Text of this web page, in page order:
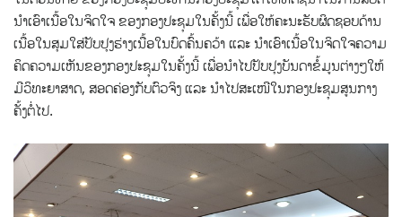
ນຳ​ເອົາ​ເນື້ອ​ໃນ​ຈິດ​ໃຈ ຂອງກອງ​ປະ​ຊຸມ​ໃນ​ຄັ້ງ​ນີ້ ເພື່ອ​ໃຫ້​ຄະ​ນະ​ຮັບ​ຜິດ​ຊອບ​ດ້ານ​
ເນື້ອ​ໃນ​ສຸມ​ໃສ່ປັບປຸງຮ່າງເນື້ອໃນບົດຄົ້ນຄວ້າ ແລະ ​ນຳ​ເອົາ​​ເນື້ອ​ໃນຈິດໃຈຄວາມ
ຄິດຄວາມເຫັນຂອງກອງປະຊຸມໃນຄັ້ງນີ້ ​ເພື່ອ​ນຳໄປ​ປັບ​ປຸງ​ບັນດາຂໍ້​ມູນ​ຕ່າງໆ​ໃຫ້​
ມີ​ວິ​ທະ​ຍາ​ສາດ, ສອດ​ຄ່ອງ​ກັບ​ຕົວ​ຈິງ ແລະ​ ນຳ​ໄປ​ສະ​ເໜີ​ໃນ​ກອງ​ປະ​ຊຸມ​ສູນ​ກາງ
ຄັ້ງຕໍ່ໄປ.